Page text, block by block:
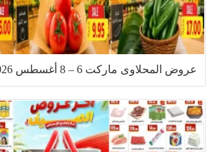
عروض المحلاوى ماركت 6 – 8 أغسطس 2026